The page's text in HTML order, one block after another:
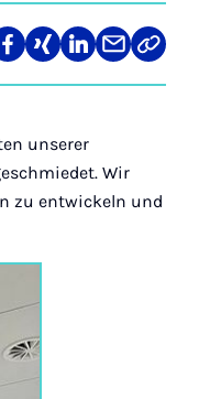
Teilen
auf
Teilen
auf
Teilen
auf
Teilen
über
Link
kopieren
unserer
Wir
zu entwickeln und